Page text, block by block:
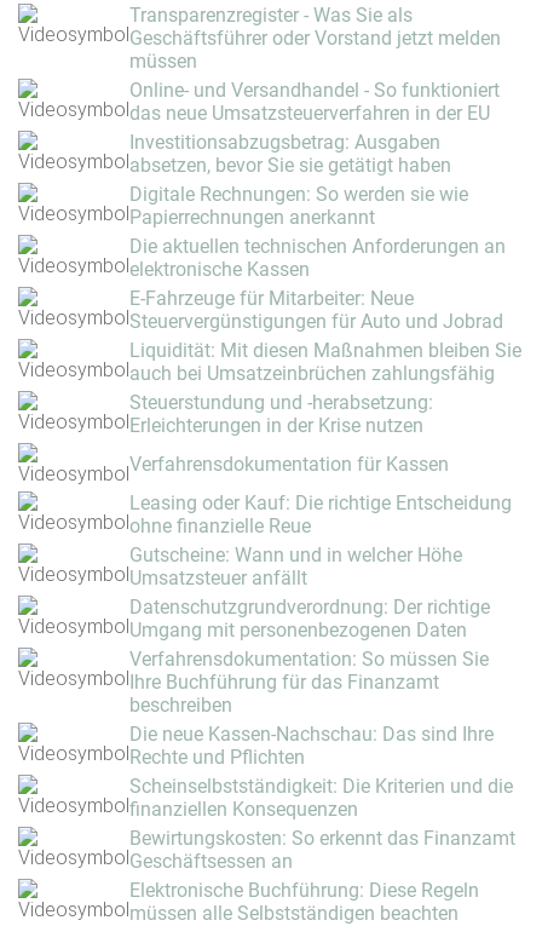
Transparenzregister - Was Sie als
Geschäftsführer oder Vorstand jetzt melden
müssen
Online- und Versandhandel - So funktioniert
das neue Umsatzsteuerverfahren in der EU
Investitionsabzugsbetrag: Ausgaben
absetzen, bevor Sie sie getätigt haben
Digitale Rechnungen: So werden sie wie
Papierrechnungen anerkannt
Die aktuellen technischen Anforderungen an
elektronische Kassen
E-Fahrzeuge für Mitarbeiter: Neue
Steuervergünstigungen für Auto und Jobrad
Liquidität: Mit diesen Maßnahmen bleiben Sie
auch bei Umsatzeinbrüchen zahlungsfähig
Steuerstundung und -herabsetzung:
Erleichterungen in der Krise nutzen
Verfahrensdokumentation für Kassen
Leasing oder Kauf: Die richtige Entscheidung
ohne finanzielle Reue
Gutscheine: Wann und in welcher Höhe
Umsatzsteuer anfällt
Datenschutzgrundverordnung: Der richtige
Umgang mit personenbezogenen Daten
Verfahrensdokumentation: So müssen Sie
Ihre Buchführung für das Finanzamt
beschreiben
Die neue Kassen-Nachschau: Das sind Ihre
Rechte und Pflichten
Scheinselbstständigkeit: Die Kriterien und die
finanziellen Konsequenzen
Bewirtungskosten: So erkennt das Finanzamt
Geschäftsessen an
Elektronische Buchführung: Diese Regeln
müssen alle Selbstständigen beachten